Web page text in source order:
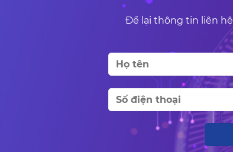
Để lại thông tin liên